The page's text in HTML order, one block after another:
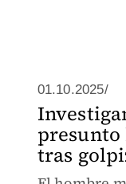
01.10.2025/
tras